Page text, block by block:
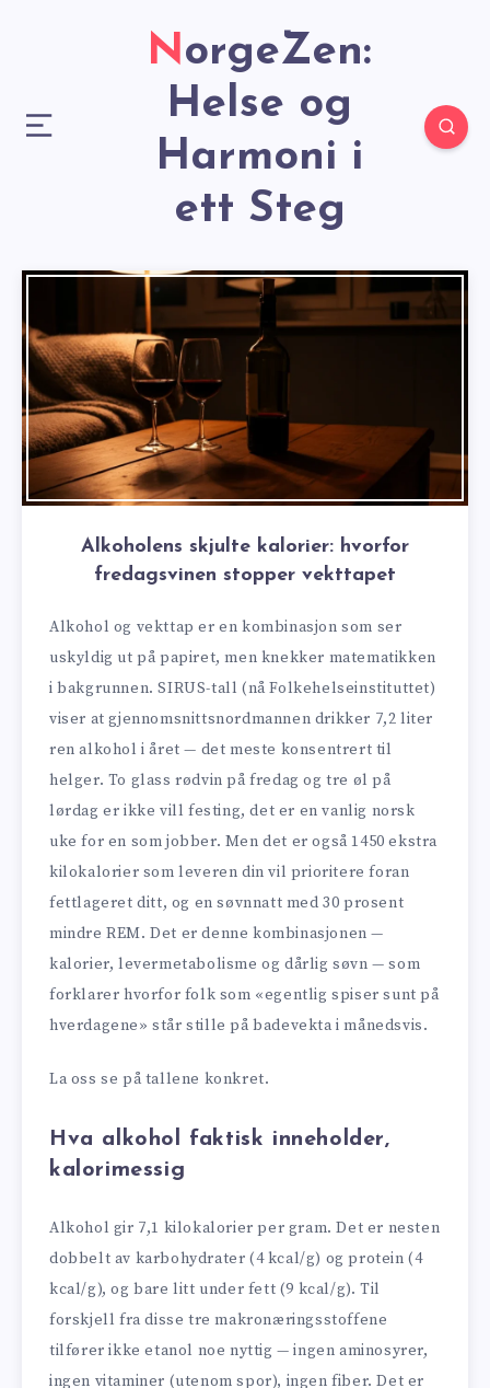
NorgeZen:
Helse og
Harmoni i
ett Steg
Alkoholens skjulte kalorier: hvorfor
fredagsvinen stopper vekttapet
Alkohol og vekttap er en kombinasjon som ser
uskyldig ut på papiret, men knekker matematikken
i bakgrunnen. SIRUS-tall (nå Folkehelseinstituttet)
viser at gjennomsnittsnordmannen drikker 7,2 liter
ren alkohol i året — det meste konsentrert til
helger. To glass rødvin på fredag og tre øl på
lørdag er ikke vill festing, det er en vanlig norsk
uke for en som jobber. Men det er også 1450 ekstra
kilokalorier som leveren din vil prioritere foran
fettlageret ditt, og en søvnnatt med 30 prosent
mindre REM. Det er denne kombinasjonen —
kalorier, levermetabolisme og dårlig søvn — som
forklarer hvorfor folk som «egentlig spiser sunt på
hverdagene» står stille på badevekta i månedsvis.
La oss se på tallene konkret.
Hva alkohol faktisk inneholder,
kalorimessig
Alkohol gir 7,1 kilokalorier per gram. Det er nesten
dobbelt av karbohydrater (4 kcal/g) og protein (4
kcal/g), og bare litt under fett (9 kcal/g). Til
forskjell fra disse tre makronæringsstoffene
tilfører ikke etanol noe nyttig — ingen aminosyrer,
ingen vitaminer (utenom spor), ingen fiber. Det er